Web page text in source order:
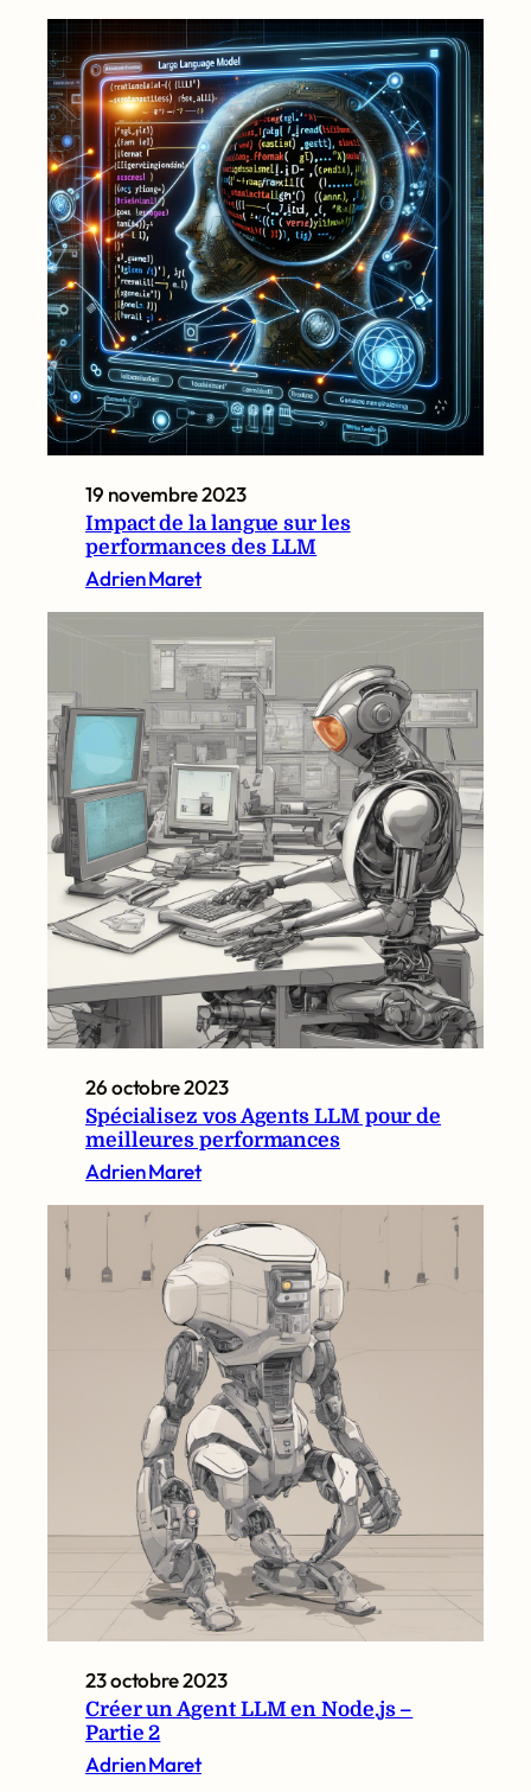
19 novembre 2023
Impact de la langue sur les
performances des LLM
Adrien Maret
26 octobre 2023
Spécialisez vos Agents LLM pour de
meilleures performances
Adrien Maret
23 octobre 2023
Créer un Agent LLM en Node.js –
Partie 2
Adrien Maret